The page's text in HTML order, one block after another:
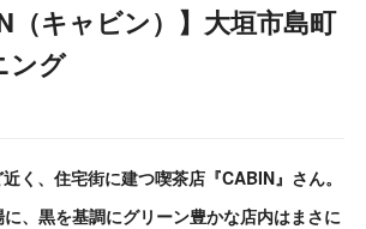
（キャビン）】大垣市島町
ング
く、住宅街に建つ喫茶店『CABIN』さん。
、黒を基調にグリーン豊かな店内はまさに